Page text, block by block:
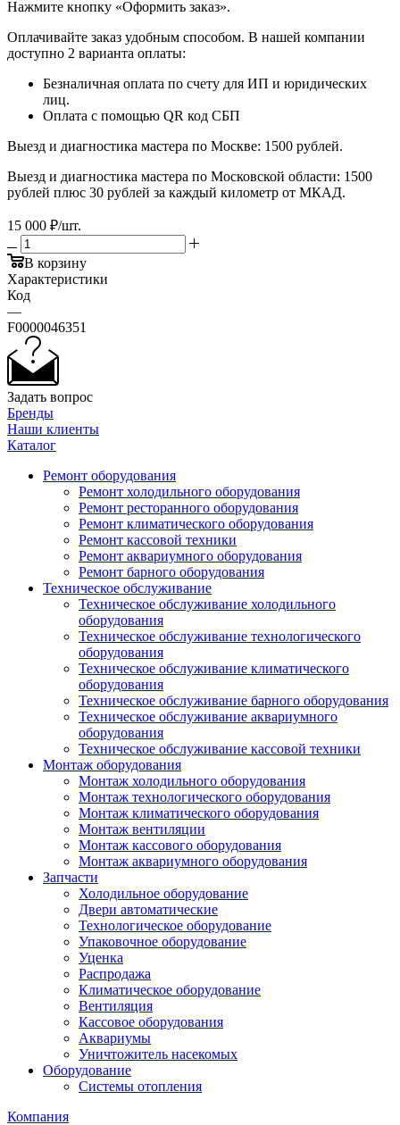
​​​​​​​Нажмите кнопку «Оформить заказ».
Оплачивайте заказ удобным способом. В нашей компании
доступно 2 варианта оплаты:
Безналичная оплата по счету для ИП и юридических
лиц.
Оплата с помощью QR код СБП
Выезд и диагностика мастера по Москве: 1500 рублей.
Выезд и диагностика мастера по Московской области: 1500
рублей плюс 30 рублей за каждый километр от МКАД.
15 000 ₽/шт.
В корзину
Характеристики
Код
—
F0000046351
Задать вопрос
Бренды
Наши клиенты
Каталог
Ремонт оборудования
Ремонт холодильного оборудования
Ремонт ресторанного оборудования
Ремонт климатического оборудования
Ремонт кассовой техники
Ремонт аквариумного оборудования
Ремонт барного оборудования
Техническое обслуживание
Техническое обслуживание холодильного
оборудования
Техническое обслуживание технологического
оборудования
Техническое обслуживание климатического
оборудования
Техническое обслуживание барного оборудования
Техническое обслуживание аквариумного
оборудования
Техническое обслуживание кассовой техники
Монтаж оборудования
Монтаж холодильного оборудования
Монтаж технологического оборудования
Монтаж климатического оборудования
Монтаж вентиляции
Монтаж кассового оборудования
Монтаж аквариумного оборудования
Запчасти
Холодильное оборудование
Двери автоматические
Технологическое оборудование
Упаковочное оборудование
Уценка
Распродажа
Климатическое оборудование
Вентиляция
Кассовое оборудования
Аквариумы
Уничтожитель насекомых
Оборудование
Системы отопления
Компания